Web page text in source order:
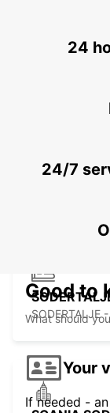
SCANIA
SCANIA
SODERTALJE
24
24/7
Good to
What should
Your
If needed -